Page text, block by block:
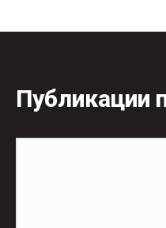
Публикации